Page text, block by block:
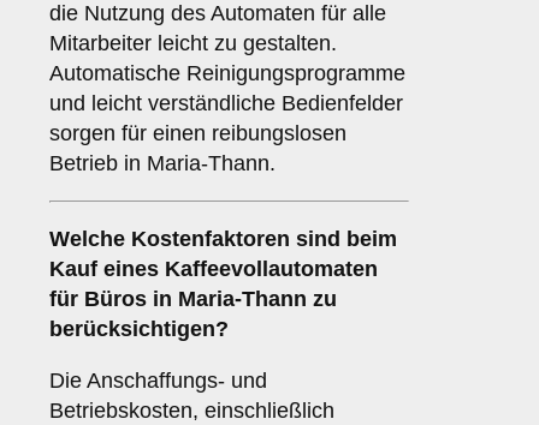
die Nutzung des Automaten für alle
Mitarbeiter leicht zu gestalten.
Automatische Reinigungsprogramme
und leicht verständliche Bedienfelder
sorgen für einen reibungslosen
Betrieb in Maria-Thann.
Welche Kostenfaktoren sind beim
Kauf eines Kaffeevollautomaten
für Büros in Maria-Thann zu
berücksichtigen?
Die Anschaffungs- und
Betriebskosten, einschließlich